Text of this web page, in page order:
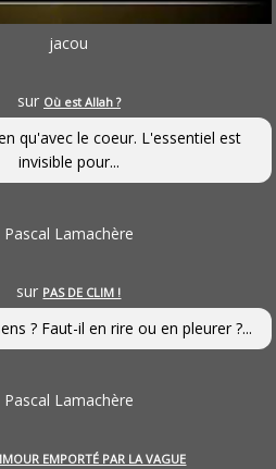
jacou
sur Où est Allah ?
qu'avec le coeur. L'essentiel est
invisible pour...
Pascal Lamachère
sur PAS DE CLIM !
? Faut-il en rire ou en pleurer ?...
Pascal Lamachère
EMPORTÉ PAR LA VAGUE